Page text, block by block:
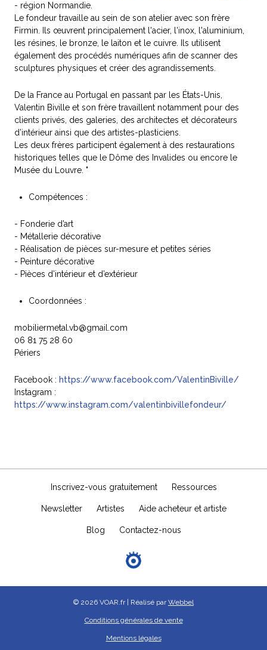
- région Normandie.
Le fondeur travaille au sein de son atelier avec son frère
Firmin. Ils œuvrent principalement l'acier, l'inox, l'aluminium,
les résines, le bronze, le laiton et le cuivre. Ils utilisent
également des procédés numériques afin de scanner des
sculptures physiques et créer des agrandissements.
De la France au Portugal en passant par les États-Unis,
Valentin Biville et son frère travaillent notamment pour des
clients privés, des galeries, des architectes et décorateurs
d’intérieur ainsi que des artistes-plasticiens.
Les deux frères participent également à des restaurations
historiques telles que le Dôme des Invalides ou encore le
Musée du Louvre. "
Compétences :
- Fonderie d’art
- Métallerie décorative
- Réalisation de pièces sur-mesure et petites séries
- Peinture décorative
- Pièces d’intérieur et d’extérieur
Coordonnées :
mobiliermetal.vb@gmail.com
06 81 75 28 60
Périers
Facebook : https://www.facebook.com/ValentinBiville/
Instagram :
https://www.instagram.com/valentinbivillefondeur/
Inscrivez-vous gratuitement Ressources
Newsletter Artistes Aide acheteur et artiste
Blog Contactez-nous
© 2026 VOAR.fr | Réalisé parWebbel
Conditions générales de vente
Mentions légales